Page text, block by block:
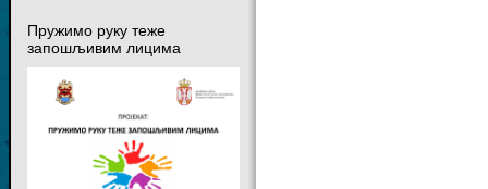
Пружимо руку теже
запошљивим лицима